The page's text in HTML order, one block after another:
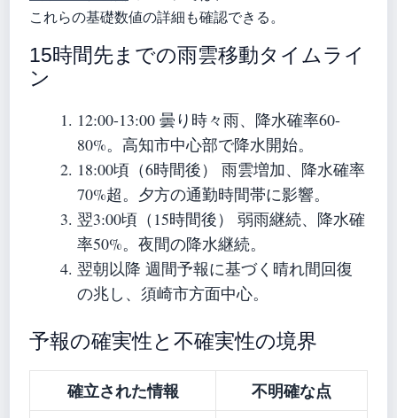
これらの基礎数値の詳細も確認できる。
15時間先までの雨雲移動タイムライ
ン
12:00-13:00 曇り時々雨、降水確率60-
80%。高知市中心部で降水開始。
18:00頃（6時間後）
雨雲増加、降水確率
70%超。夕方の通勤時間帯に影響。
翌3:00頃（15時間後）
弱雨継続、降水確
率50%。夜間の降水継続。
翌朝以降 週間予報に基づく晴れ間回復
の兆し、須崎市方面中心。
予報の確実性と不確実性の境界
確立された情報 不明確な点